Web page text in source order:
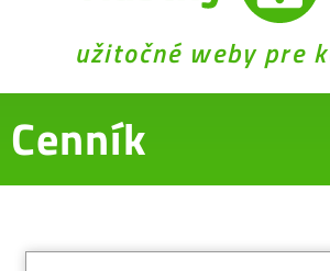
užitočné weby pre
Cenník